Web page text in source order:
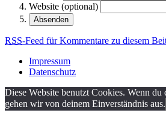
Website (optional)
RSS-Feed für Kommentare zu diesem
Impressum
Datenschutz
Diese Website benutzt Cookies. Wenn du
gehen wir von deinem Einverständnis aus.